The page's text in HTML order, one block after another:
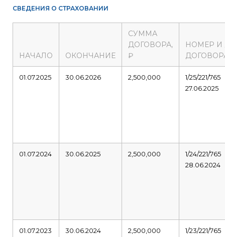
СВЕДЕНИЯ О СТРАХОВАНИИ
НАЧАЛО ОКОНЧАНИЕ
СУММА
ДОГОВОРА,
₽
НОМЕР И
01.07.2025 30.06.2026 2,500,000
1/25/221/765
27.06.2025
01.07.2024 30.06.2025 2,500,000
1/24/221/765
28.06.2024
01.07.2023 30.06.2024 2,500,000
1/23/221/765